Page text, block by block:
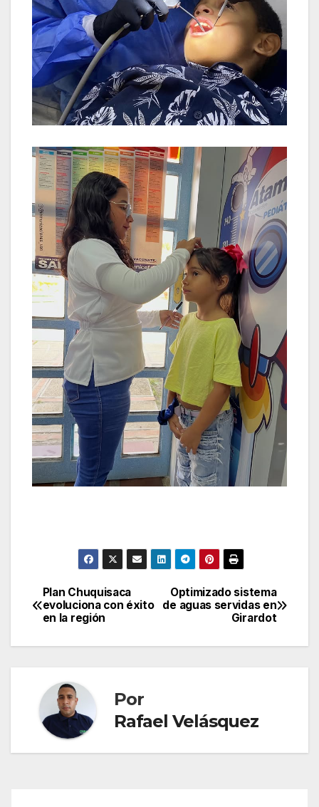
Navegación
de
Optimizado sistema
de aguas servidas en
Girardot
Plan Chuquisaca
evoluciona con éxito
en la región
Por
Rafael Velásquez